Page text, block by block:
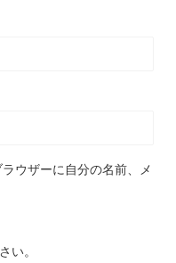
ウザーに自分の名前、メ
い。